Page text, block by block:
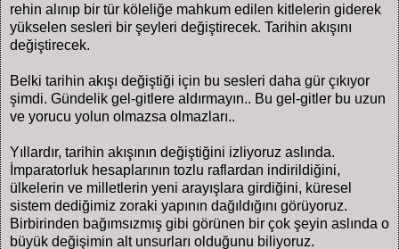
rehin alınıp bir tür köleliğe mahkum edilen kitlelerin giderek
yükselen sesleri bir şeyleri değiştirecek. Tarihin akışını
değiştirecek.
Belki tarihin akışı değiştiği için bu sesleri daha gür çıkıyor
şimdi. Gündelik gel-gitlere aldırmayın.. Bu gel-gitler bu uzun
ve yorucu yolun olmazsa olmazları..
Yıllardır, tarihin akışının değiştiğini izliyoruz aslında.
İmparatorluk hesaplarının tozlu raflardan indirildiğini,
ülkelerin ve milletlerin yeni arayışlara girdiğini, küresel
sistem dediğimiz zoraki yapının dağıldığını görüyoruz.
Birbirinden bağımsızmış gibi görünen bir çok şeyin aslında o
büyük değişimin alt unsurları olduğunu biliyoruz.